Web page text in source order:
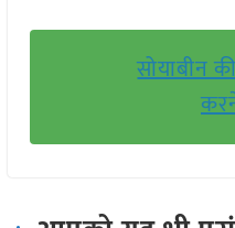
सोयाबीन